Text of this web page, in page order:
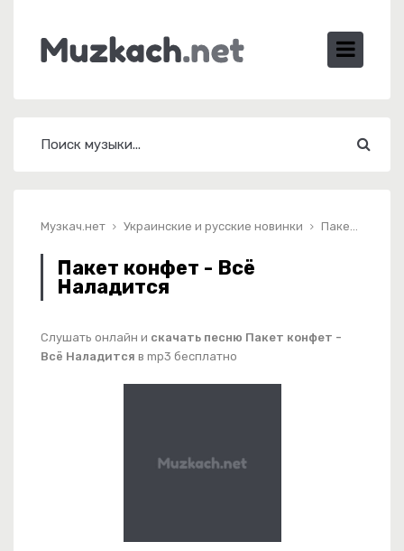
Музкач.нет Украинские и русские новинки Пакет конфет - Всё Наладится
Пакет конфет - Всё
Наладится
Слушать онлайн и скачать песню Пакет конфет -
Всё Наладится в mp3 бесплатно